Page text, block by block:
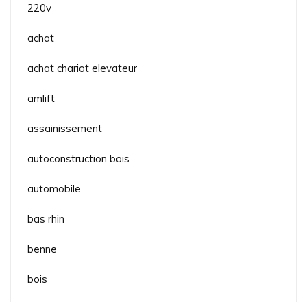
220v
achat
achat chariot elevateur
amlift
assainissement
autoconstruction bois
automobile
bas rhin
benne
bois